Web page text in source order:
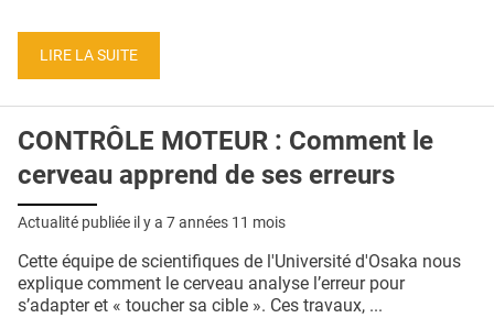
LIRE LA SUITE
CONTRÔLE MOTEUR : Comment le
cerveau apprend de ses erreurs
Actualité publiée il y a 7 années 11 mois
Cette équipe de scientifiques de l'Université d'Osaka nous
explique comment le cerveau analyse l’erreur pour
s’adapter et « toucher sa cible ». Ces travaux, ...